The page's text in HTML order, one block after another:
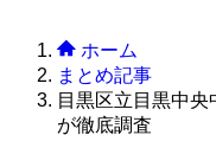
ホーム
まとめ記事
目黒区立目黒中
が徹底調査